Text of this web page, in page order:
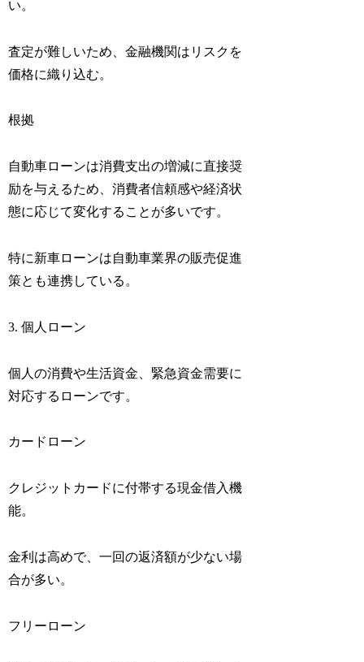
い。
査定が難しいため、金融機関はリスクを
価格に織り込む。
根拠
自動車ローンは消費支出の増減に直接奨
励を与えるため、消費者信頼感や経済状
態に応じて変化することが多いです。
特に新車ローンは自動車業界の販売促進
策とも連携している。
3. 個人ローン
個人の消費や生活資金、緊急資金需要に
対応するローンです。
カードローン
クレジットカードに付帯する現金借入機
能。
金利は高めで、一回の返済額が少ない場
合が多い。
フリーローン